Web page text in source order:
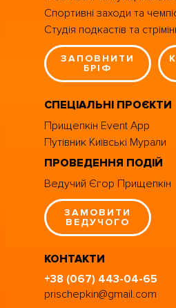
Спортивні заходи та
Студія подкастів та
ЗАПОВНИТИ
БРІФ
СПЕЦІАЛЬНІ ПРОЄКТИ
Прищепкін Event App
Путівник Київські Мурали
ПРОВЕДЕННЯ ПОДІЙ
Ведучий Єгор Прищепкін
ЗАМОВИТИ
ВЕДУЧОГО
КОНТАКТИ
+38 (067) 443-04-65
prischepkin@gmail.com